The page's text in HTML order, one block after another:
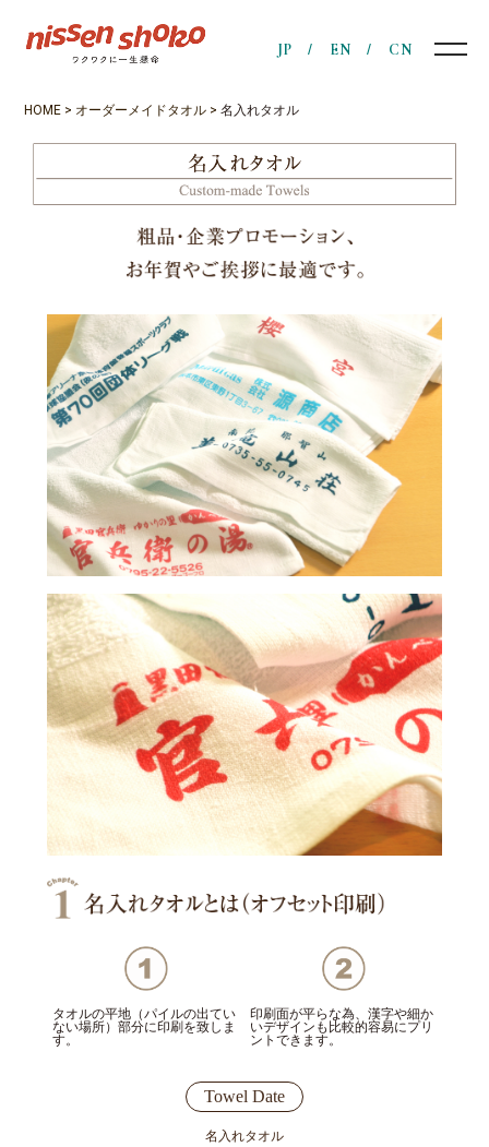
JP EN CN
HOME > オーダーメイドタオル >名入れタオル
タオルの平地（パイルの出てい
ない場所）部分に印刷を致しま
す。
印刷面が平らな為、漢字や細か
いデザインも比較的容易にプリ
ントできます。
Towel Date
名入れタオル